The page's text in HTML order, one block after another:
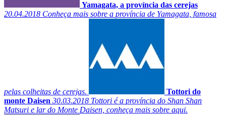
Yamagata, a província das cerejas
20.04.2018 Conheça mais sobre a província de Yamagata, famosa
pelas colheitas de cerejas.
Tottori do
monte Daisen 30.03.2018 Tottori é a província do Shan Shan
Matsuri e lar do Monte Daisen, conheça mais sobre aqui.